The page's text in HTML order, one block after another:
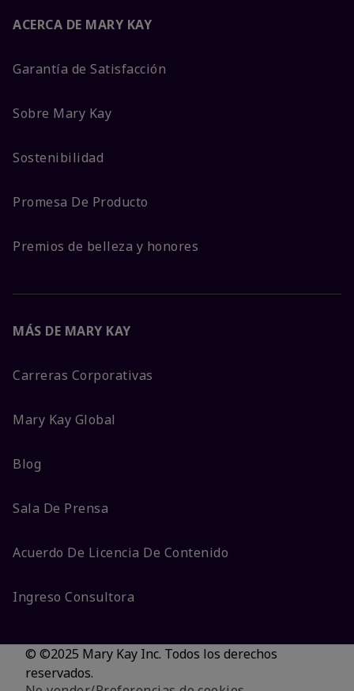
ACERCA DE MARY KAY
Garantía de Satisfacción
Sobre Mary Kay
Sostenibilidad
Promesa De Producto
Premios de belleza y honores
MÁS DE MARY KAY
Carreras Corporativas
Mary Kay Global
Blog
Sala De Prensa
Acuerdo De Licencia De Contenido
Ingreso Consultora
© ©2025 Mary Kay Inc. Todos los derechos
reservados.